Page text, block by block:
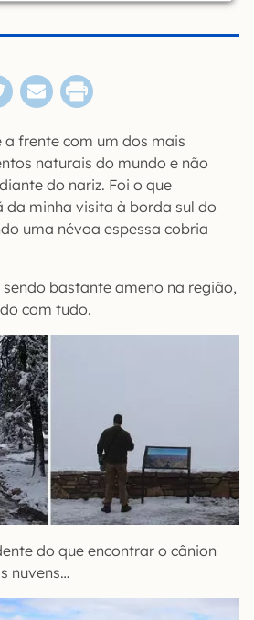
frente com um dos mais
naturais do mundo e não
do nariz. Foi o que
da minha visita à borda sul do
uma névoa espessa cobria
bastante ameno na região,
com tudo.
do que encontrar o cânion
nuvens…